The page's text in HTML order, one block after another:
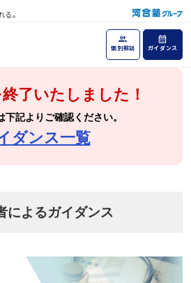
。
個別相談 ガイダンス
了いたしました！
下記よりご確認ください。
ダンス一覧
によるガイダンス